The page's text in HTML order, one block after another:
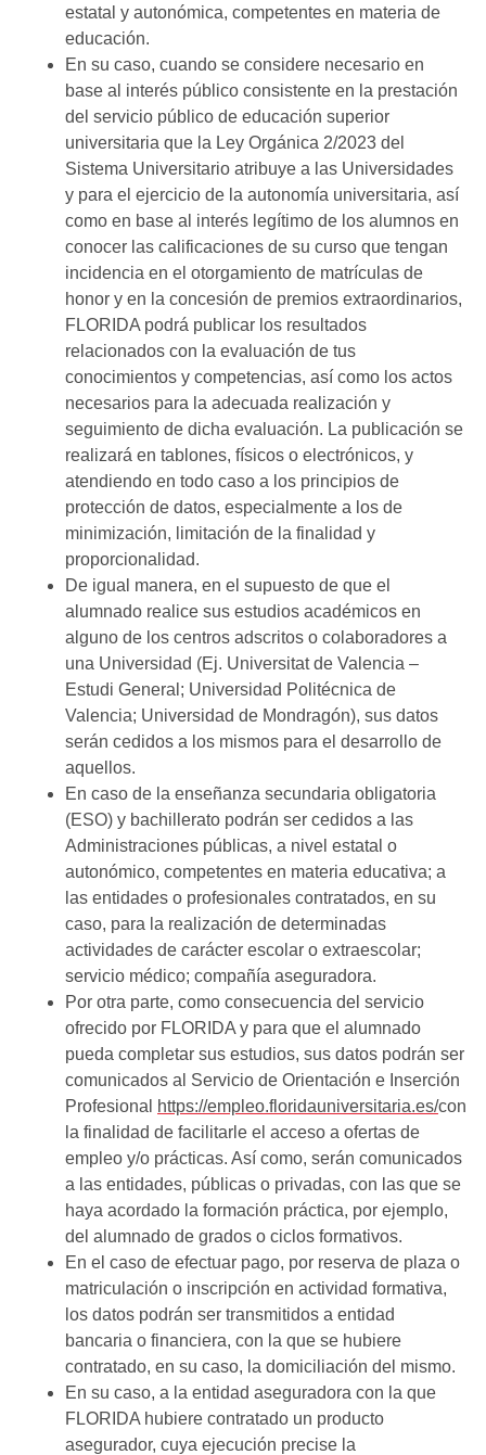
estatal y autonómica, competentes en materia de
educación.
En su caso, cuando se considere necesario en
base al interés público consistente en la prestación
del servicio público de educación superior
universitaria que la Ley Orgánica 2/2023 del
Sistema Universitario atribuye a las Universidades
y para el ejercicio de la autonomía universitaria, así
como en base al interés legítimo de los alumnos en
conocer las calificaciones de su curso que tengan
incidencia en el otorgamiento de matrículas de
honor y en la concesión de premios extraordinarios,
FLORIDA podrá publicar los resultados
relacionados con la evaluación de tus
conocimientos y competencias, así como los actos
necesarios para la adecuada realización y
seguimiento de dicha evaluación. La publicación se
realizará en tablones, físicos o electrónicos, y
atendiendo en todo caso a los principios de
protección de datos, especialmente a los de
minimización, limitación de la finalidad y
proporcionalidad.
De igual manera, en el supuesto de que el
alumnado realice sus estudios académicos en
alguno de los centros adscritos o colaboradores a
una Universidad (Ej. Universitat de Valencia –
Estudi General; Universidad Politécnica de
Valencia; Universidad de Mondragón), sus datos
serán cedidos a los mismos para el desarrollo de
aquellos.
En caso de la enseñanza secundaria obligatoria
(ESO) y bachillerato podrán ser cedidos a las
Administraciones públicas, a nivel estatal o
autonómico, competentes en materia educativa; a
las entidades o profesionales contratados, en su
caso, para la realización de determinadas
actividades de carácter escolar o extraescolar;
servicio médico; compañía aseguradora.
Por otra parte, como consecuencia del servicio
ofrecido por FLORIDA y para que el alumnado
pueda completar sus estudios, sus datos podrán ser
comunicados al Servicio de Orientación e Inserción
Profesional
https://empleo.floridauniversitaria.es/con
la finalidad de facilitarle el acceso a ofertas de
empleo y/o prácticas. Así como, serán comunicados
a las entidades, públicas o privadas, con las que se
haya acordado la formación práctica, por ejemplo,
del alumnado de grados o ciclos formativos.
En el caso de efectuar pago, por reserva de plaza o
matriculación o inscripción en actividad formativa,
los datos podrán ser transmitidos a entidad
bancaria o financiera, con la que se hubiere
contratado, en su caso, la domiciliación del mismo.
En su caso, a la entidad aseguradora con la que
FLORIDA hubiere contratado un producto
asegurador, cuya ejecución precise la